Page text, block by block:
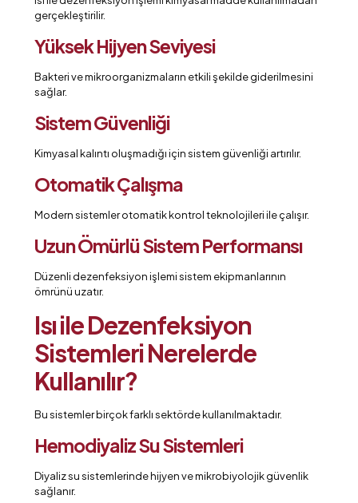
gerçekleştirilir.
Yüksek Hijyen Seviyesi
Bakteri ve mikroorganizmaların etkili şekilde giderilmesini
sağlar.
Sistem Güvenliği
Kimyasal kalıntı oluşmadığı için sistem güvenliği artırılır.
Otomatik Çalışma
Modern sistemler otomatik kontrol teknolojileri ile çalışır.
Uzun Ömürlü Sistem Performansı
Düzenli dezenfeksiyon işlemi sistem ekipmanlarının
ömrünü uzatır.
Isı ile Dezenfeksiyon
Sistemleri Nerelerde
Kullanılır?
Bu sistemler birçok farklı sektörde kullanılmaktadır.
Hemodiyaliz Su Sistemleri
Diyaliz su sistemlerinde hijyen ve mikrobiyolojik güvenlik
sağlanır.